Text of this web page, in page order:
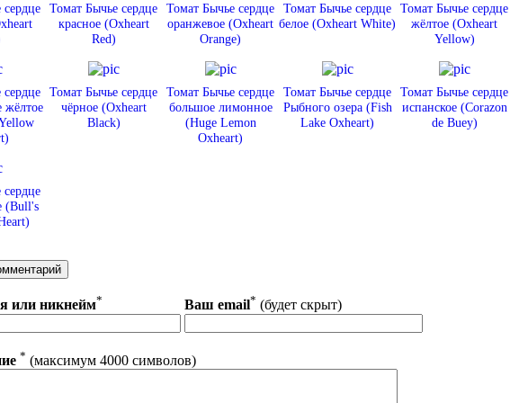
Томат Бычье сердце
красное (Oxheart
Red)
Томат Бычье сердце
оранжевое (Oxheart
Orange)
Томат Бычье сердце
белое (Oxheart White)
Томат Бычье сердце
жёлтое (Oxheart
Yellow)
жёлтое
Томат Бычье сердце
чёрное (Oxheart
Black)
Томат Бычье сердце
большое лимонное
(Huge Lemon
Oxheart)
Томат Бычье сердце
Рыбного озера (Fish
Lake Oxheart)
Томат Бычье сердце
испанское (Corazon
de Buey)
(Bull's
или никнейм* Ваш email* (будет скрыт)
* (максимум 4000 символов)